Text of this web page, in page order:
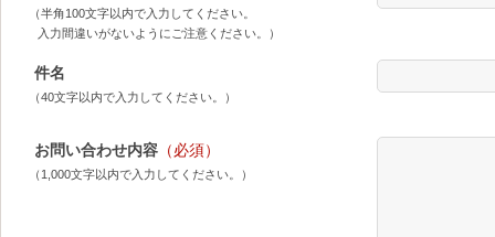
（半角100文字以内で入力してください。
入力間違いがないようにご注意ください。）
件名
（40文字以内で入力してください。）
お問い合わせ内容 （必須）
（1,000文字以内で入力してください。）